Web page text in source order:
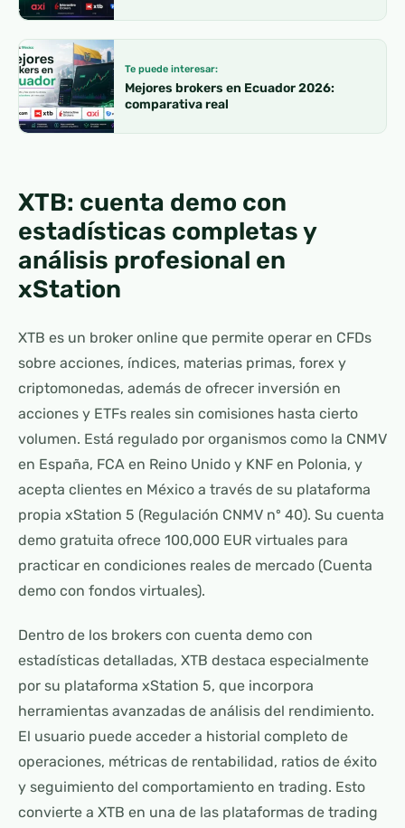
Te puede interesar:
Mejores brokers en Ecuador 2026:
comparativa real
XTB: cuenta demo con
estadísticas completas y
análisis profesional en
xStation
XTB es un broker online que permite operar en CFDs
sobre acciones, índices, materias primas, forex y
criptomonedas, además de ofrecer inversión en
acciones y ETFs reales sin comisiones hasta cierto
volumen. Está regulado por organismos como la CNMV
en España, FCA en Reino Unido y KNF en Polonia, y
acepta clientes en México a través de su plataforma
propia xStation 5 (Regulación CNMV nº 40). Su cuenta
demo gratuita ofrece 100,000 EUR virtuales para
practicar en condiciones reales de mercado (Cuenta
demo con fondos virtuales).
Dentro de los brokers con cuenta demo con
estadísticas detalladas, XTB destaca especialmente
por su plataforma xStation 5, que incorpora
herramientas avanzadas de análisis del rendimiento.
El usuario puede acceder a historial completo de
operaciones, métricas de rentabilidad, ratios de éxito
y seguimiento del comportamiento en trading. Esto
convierte a XTB en una de las plataformas de trading